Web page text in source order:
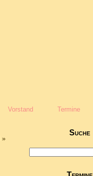
Vorstand Termine
»
Suche